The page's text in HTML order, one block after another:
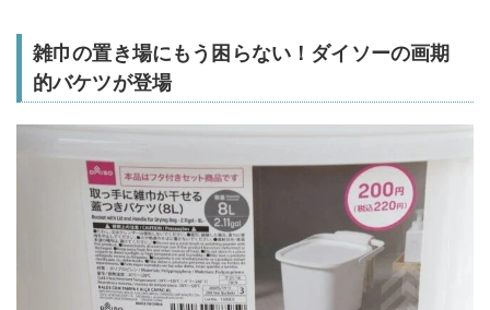
雑巾の置き場にもう困らない！ダイソーの画期
的バケツが登場